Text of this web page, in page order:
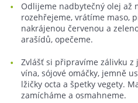
Odlijeme nadbytečný olej až
rozehřejeme, vrátíme maso,
nakrájenou červenou a
arašídů, opečeme.
Zvlášť si připravíme zálivku
vína, sójové omáčky, jemně
lžičky octa a špetky vegety.
zamícháme a osmahneme.